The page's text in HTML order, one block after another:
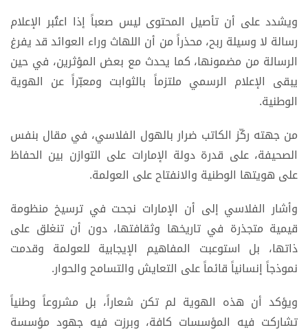
ويشدد على أن تأصيل المحتوى ليس صعباً إذا اعتُبر الإعلام
رسالة لا وسيلة ربح، محذراً من أن اللهاث وراء العوائد قد يفرغ
الرسالة من مضمونها، كما يحدث مع بعض المؤثرين، في حين
يبقى الإعلام الرسمي ملتزماً بالثوابت ومعبّراً عن الهوية
الوطنية.
من جهته ركّز الكاتب ضرار بالهول الفلاسي، في مقال بنفس
الصحيفة، على قدرة دولة الإمارات على التوازن بين الحفاظ
على هويتها الوطنية والانفتاح على العولمة.
وأشار الفلاسي إلى أن الإمارات نجحت في ترسيخ منظومة
قيمية متجذرة في تاريخها وثقافتها، دون أن تنغلق على
ذاتها، بل استوعبت المفاهيم الإيجابية للعولمة وقدمت
نموذجاً إنسانياً قائماً على التعايش والتسامح والحوار.
ويؤكد أن هذه الهوية لم تكن شعاراً، بل مشروعاً وطنياً
تشاركت فيه المؤسسات كافة، وبرزت فيه جهود مؤسسة